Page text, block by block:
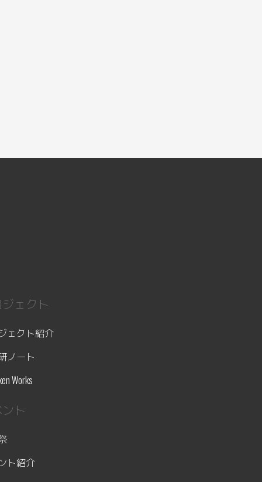
ェクト
ェクト紹介
ノート
Works
ト
ト紹介